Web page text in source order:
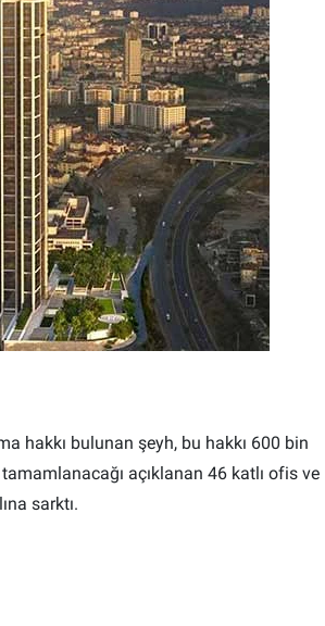
hakkı bulunan şeyh, bu hakkı 600 bin
açıklanan 46 katlı ofis ve
sarktı.